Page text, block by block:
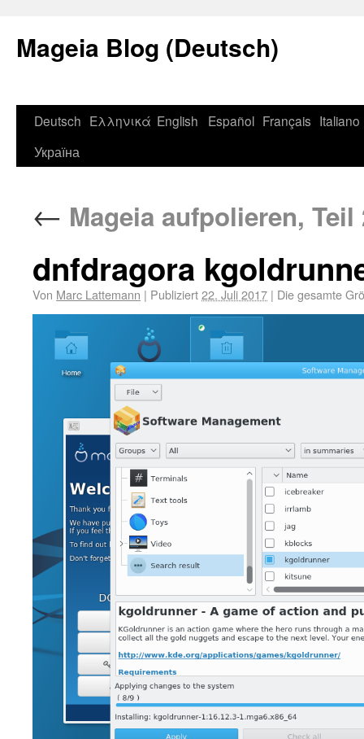
Mageia Blog (Deutsch)
Deutsch Ελληνικά English Español Français Italiano
Україна
← Mageia aufpolieren, Teil
dnfdragora
Von Marc Lattemann | Publiziert22. Juli 2017 | Die gesamte